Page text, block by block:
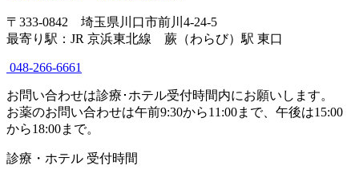
〒333-0842 埼玉県川口市前川4-24-5
最寄り駅：JR 京浜東北線 蕨（わらび）駅 東口
048-266-6661
お問い合わせは診療･ホテル受付時間内にお願いします。
お薬のお問い合わせは午前9:30から11:00まで、午後は15:00
から18:00まで。
診療・ホテル 受付時間